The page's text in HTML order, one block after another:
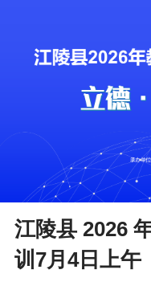
江陵县 2026
训7月4日上午